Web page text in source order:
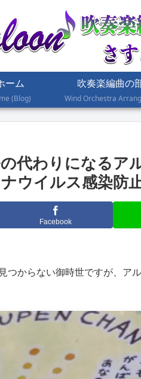
ーム
(Blog)
吹奏楽編曲の
Wind Orchestra
代わりになるア
ウイルス感染防
Facebook
つからない御時世ですが、ア